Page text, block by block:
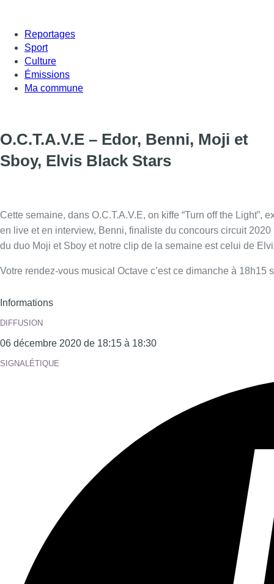
Reportages
Sport
Culture
Émissions
Ma commune
O.C.T.A.V.E – Edor, Benni, Moji et
Sboy, Elvis Black Stars
Cette semaine, dans O.C.T.A.V.E, on kiffe “Turn off the Light”,
en live et en interview, Benni, finaliste du concours circuit
du duo Moji et Sboy et notre clip de la semaine est celui de
Votre rendez-vous musical Octave c’est ce dimanche à 18h15
Informations
DIFFUSION
06 décembre 2020 de 18:15 à 18:30
SIGNALÉTIQUE